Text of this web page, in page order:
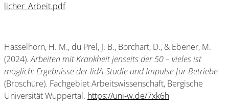
licher_Arbeit.pdf
Hasselhorn, H. M., du Prel, J. B., Borchart, D., & Ebener, M.
(2024).Arbeiten mit Krankheit jenseits der 50 – vieles ist
möglich: Ergebnisse der lidA-Studie und Impulse für Betriebe
(Broschüre). Fachgebiet Arbeitswissenschaft, Bergische
Universität Wuppertal. https://uni-w.de/7xk6h